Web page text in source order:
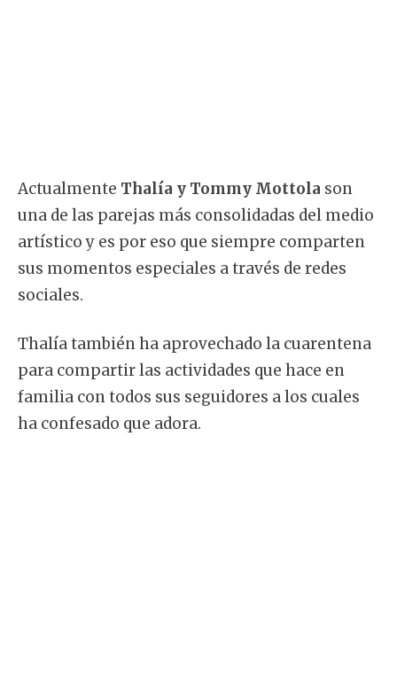
Actualmente Thalía y Tommy Mottola son
una de las parejas más consolidadas del medio
artístico y es por eso que siempre comparten
sus momentos especiales a través de redes
sociales.
Thalía también ha aprovechado la cuarentena
para compartir las actividades que hace en
familia con todos sus seguidores a los cuales
ha confesado que adora.